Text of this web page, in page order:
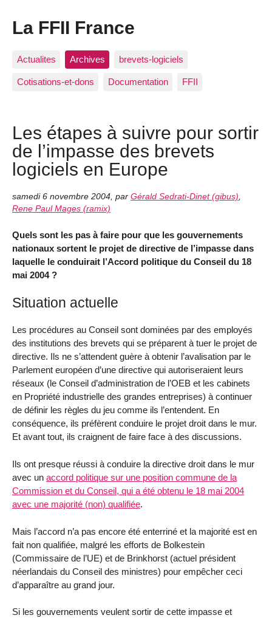
La FFII France
Actualites Archives brevets-logiciels
Cotisations-et-dons Documentation FFII
Les étapes à suivre pour sortir
de l’impasse des brevets
logiciels en Europe
samedi 6 novembre 2004 par Gérald Sedrati-Dinet (gibus)
Rene Paul Mages (ramix)
Quels sont les pas à faire pour que les gouvernements
nationaux sortent le projet de directive de l’impasse dans
laquelle le conduirait l’Accord politique du Conseil du 18
mai 2004 ?
Situation actuelle
Les procédures au Conseil sont dominées par des employés
des institutions des brevets qui se préparent à tuer le projet de
directive. Ils ne s’attendent guère à obtenir l’avalisation par le
Parlement européen d’une directive qui autoriseraient leurs
réseaux (le Conseil d’administration de l’OEB et les cabinets
en Propriété industrielle des grandes entreprises) à continuer
de définir les règles du jeu comme ils l’entendent. En
conséquence, ils préfèrent conduire le projet droit dans le mur.
Et avant tout, ils craignent de faire face à des discussions.
Ils ont presque réussi à conduire la directive droit dans le mur
avec un accord politique sur une position commune de la
Commission et du Conseil, qui a été obtenu le 18 mai 2004
avec une majorité (non) qualifiée.
Mais l’accord n’a pas encore été enterriné et la majorité est en
fait non qualifiée, malgré les efforts de Bolkestein
(Commissaire de l’UE) et de Brinkhorst (actuel président
néerlandais du Conseil des ministres) pour empêcher ceci
d’apparaître au grand jour.
Si les gouvernements veulent sortir de cette impasse et